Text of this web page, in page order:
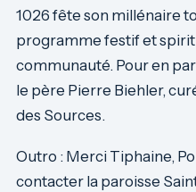
1026 fête son millénaire
programme festif et
communauté. Pour en
le père Pierre Biehler,
des Sources.
Outro : Merci Tiphaine,
contacter la paroisse